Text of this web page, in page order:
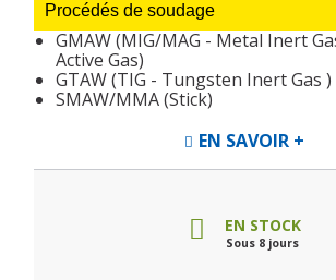
Procédés de soudage
GMAW (MIG/MAG - Metal Inert
Active Gas)
GTAW (TIG - Tungsten Inert Gas )
SMAW/MMA (Stick)
EN SAVOIR +
EN STOCK
Sous 8 jours